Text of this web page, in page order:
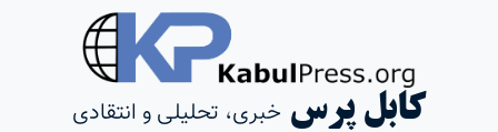
کابل پرس خبری، تحلیلی و انتقادی